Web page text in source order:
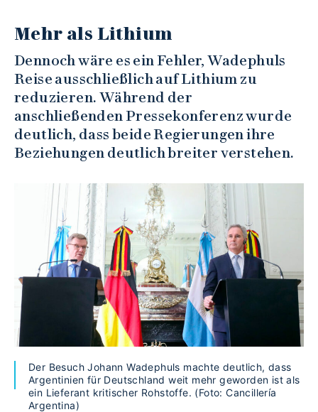
Mehr als Lithium
Dennoch wäre es ein Fehler, Wadephuls
Reise ausschließlich auf Lithium zu
reduzieren. Während der
anschließenden Pressekonferenz wurde
deutlich, dass beide Regierungen ihre
Beziehungen deutlich breiter verstehen.
Der Besuch Johann Wadephuls machte deutlich, dass
Argentinien für Deutschland weit mehr geworden ist als
ein Lieferant kritischer Rohstoffe. (Foto: Cancillería
Argentina)